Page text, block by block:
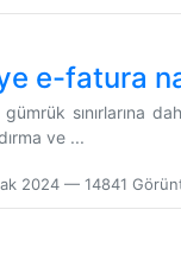
e-fatura
sınırlarına
ve ...
2024 — 14841